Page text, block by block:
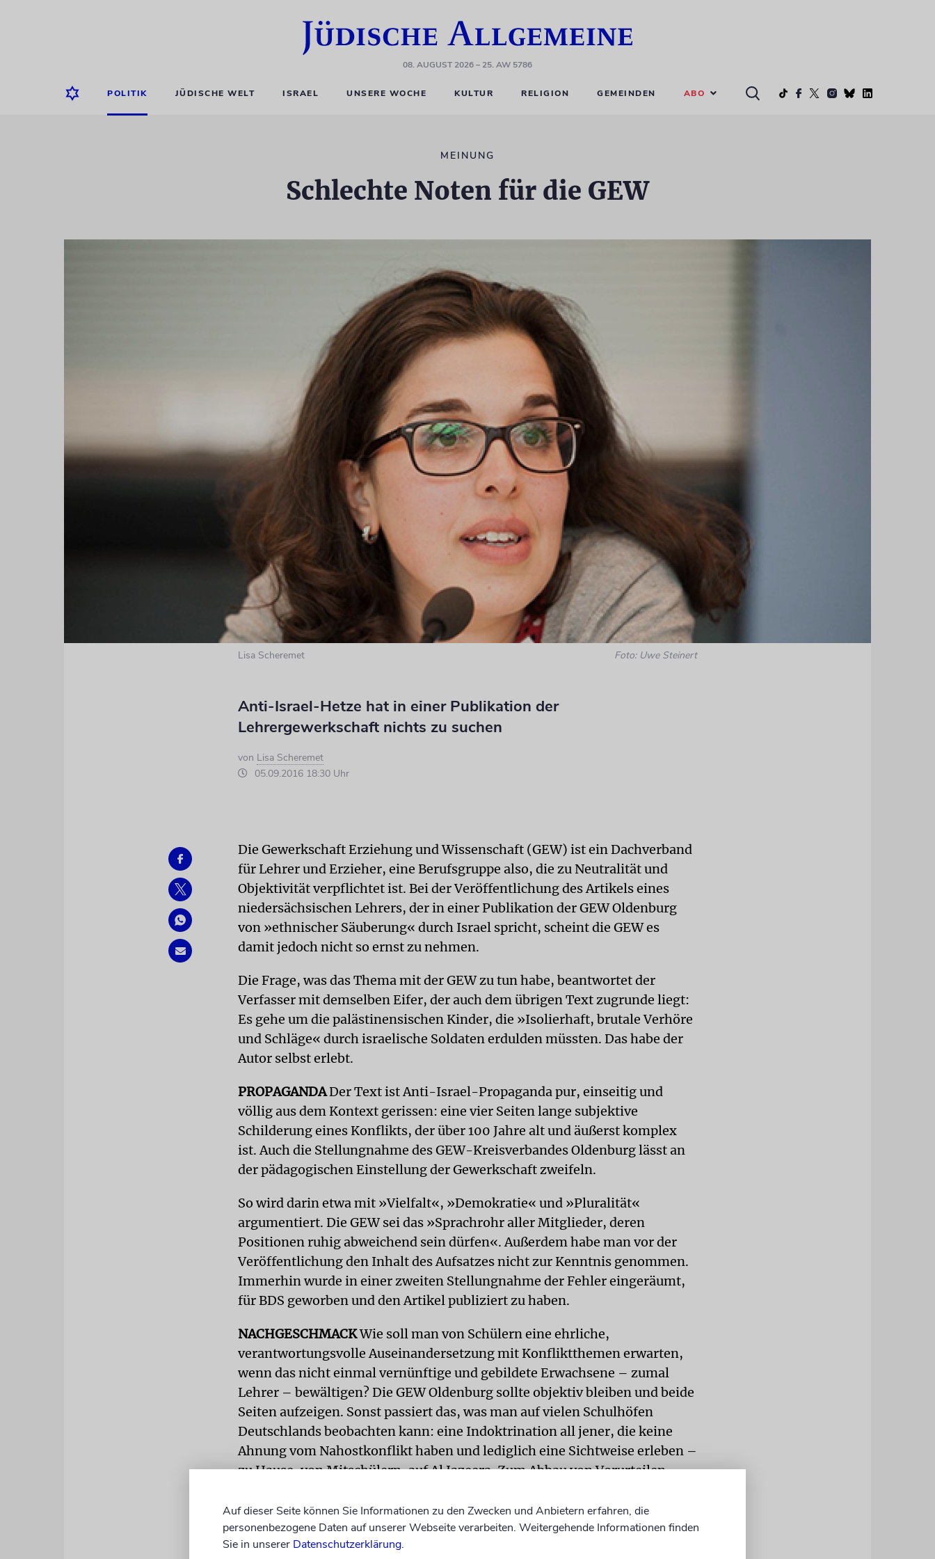
08. AUGUST 2026– 25. AW 5786
POLITIK JÜDISCHE WELT ISRAEL UNSERE WOCHE KULTUR RELIGION GEMEINDEN ABO
MEINUNG
Schlechte Noten für die GEW
Lisa Scheremet Foto: Uwe Steinert
Anti-Israel-Hetze hat in einer Publikation der
Lehrergewerkschaft nichts zu suchen
von Lisa Scheremet
05.09.2016 18:30 Uhr
Die Gewerkschaft Erziehung und Wissenschaft (GEW) ist ein Dachverband
für Lehrer und Erzieher, eine Berufsgruppe also, die zu Neutralität und
Objektivität verpflichtet ist. Bei der Veröffentlichung des Artikels eines
niedersächsischen Lehrers, der in einer Publikation der GEW Oldenburg
von »ethnischer Säuberung« durch Israel spricht, scheint die GEW es
damit jedoch nicht so ernst zu nehmen.
Die Frage, was das Thema mit der GEW zu tun habe, beantwortet der
Verfasser mit demselben Eifer, der auch dem übrigen Text zugrunde liegt:
Es gehe um die palästinensischen Kinder, die »Isolierhaft, brutale Verhöre
und Schläge« durch israelische Soldaten erdulden müssten. Das habe der
Autor selbst erlebt.
PROPAGANDADer Text ist Anti-Israel-Propaganda pur, einseitig und
völlig aus dem Kontext gerissen: eine vier Seiten lange subjektive
Schilderung eines Konflikts, der über 100 Jahre alt und äußerst komplex
ist. Auch die Stellungnahme des GEW-Kreisverbandes Oldenburg lässt an
der pädagogischen Einstellung der Gewerkschaft zweifeln.
So wird darin etwa mit »Vielfalt«, »Demokratie« und »Pluralität«
argumentiert. Die GEW sei das »Sprachrohr aller Mitglieder, deren
Positionen ruhig abweichend sein dürfen«. Außerdem habe man vor der
Veröffentlichung den Inhalt des Aufsatzes nicht zur Kenntnis genommen.
Immerhin wurde in einer zweiten Stellungnahme der Fehler eingeräumt,
für BDS geworben und den Artikel publiziert zu haben.
NACHGESCHMACKWie soll man von Schülern eine ehrliche,
verantwortungsvolle Auseinandersetzung mit Konfliktthemen erwarten,
wenn das nicht einmal vernünftige und gebildete Erwachsene – zumal
Lehrer – bewältigen? Die GEW Oldenburg sollte objektiv bleiben und beide
Seiten aufzeigen. Sonst passiert das, was man auf vielen Schulhöfen
Deutschlands beobachten kann: eine Indoktrination all jener, die keine
Ahnung vom Nahostkonflikt haben und lediglich eine Sichtweise erleben –
zu Hause, von Mitschülern, auf Al Jazeera. Zum Abbau von Vorurteilen
Es bleibt ein bitterer Nachgeschmack, der jegliche zwischenmenschliche
Bemühungen innerhalb und außerhalb des Klassenzimmers
Auf dieser Seite können Sie Informationen zu den Zwecken und Anbietern erfahren, die
personenbezogene Daten auf unserer Webseite verarbeiten. Weitergehende Informationen finden
Sie in unserer Datenschutzerklärung.